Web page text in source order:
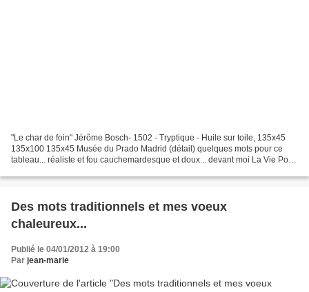
"Le char de foin" Jérôme Bosch- 1502 - Tryptique - Huile sur toile, 135x45
135x100 135x45 Musée du Prado Madrid (détail) quelques mots pour ce
tableau... réaliste et fou cauchemardesque et doux... devant moi La Vie Pour
Des mots traditionnels et mes voeux
chaleureux...
Publié le 04/01/2012 à 19:00
Par jean-marie